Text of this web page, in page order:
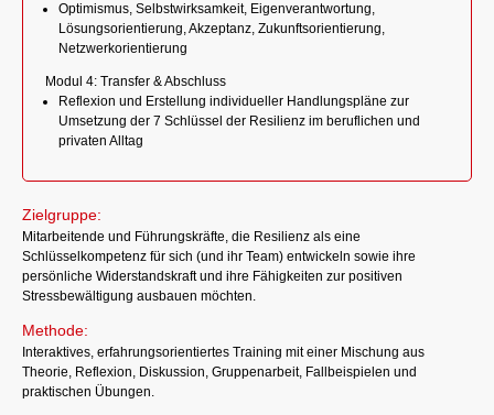
Optimismus, Selbstwirksamkeit, Eigenverantwortung,
Lösungsorientierung, Akzeptanz, Zukunftsorientierung,
Netzwerkorientierung
Modul 4: Transfer & Abschluss
Reflexion und Erstellung individueller Handlungspläne zur
Umsetzung der 7 Schlüssel der Resilienz im beruflichen und
privaten Alltag
Zielgruppe:
Mitarbeitende und Führungskräfte, die Resilienz als eine
Schlüsselkompetenz für sich (und ihr Team) entwickeln sowie ihre
persönliche Widerstandskraft und ihre Fähigkeiten zur positiven
Stressbewältigung ausbauen möchten.
Methode:
Interaktives, erfahrungsorientiertes Training mit einer Mischung aus
Theorie, Reflexion, Diskussion, Gruppenarbeit, Fallbeispielen und
praktischen Übungen.